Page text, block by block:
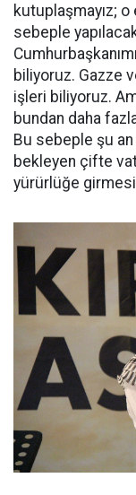
kutuplaşmayız; o
sebeple
biliyoruz. Gazze
işleri biliyoruz.
bundan daha
Bu sebeple şu
bekleyen çifte
yürürlüğe